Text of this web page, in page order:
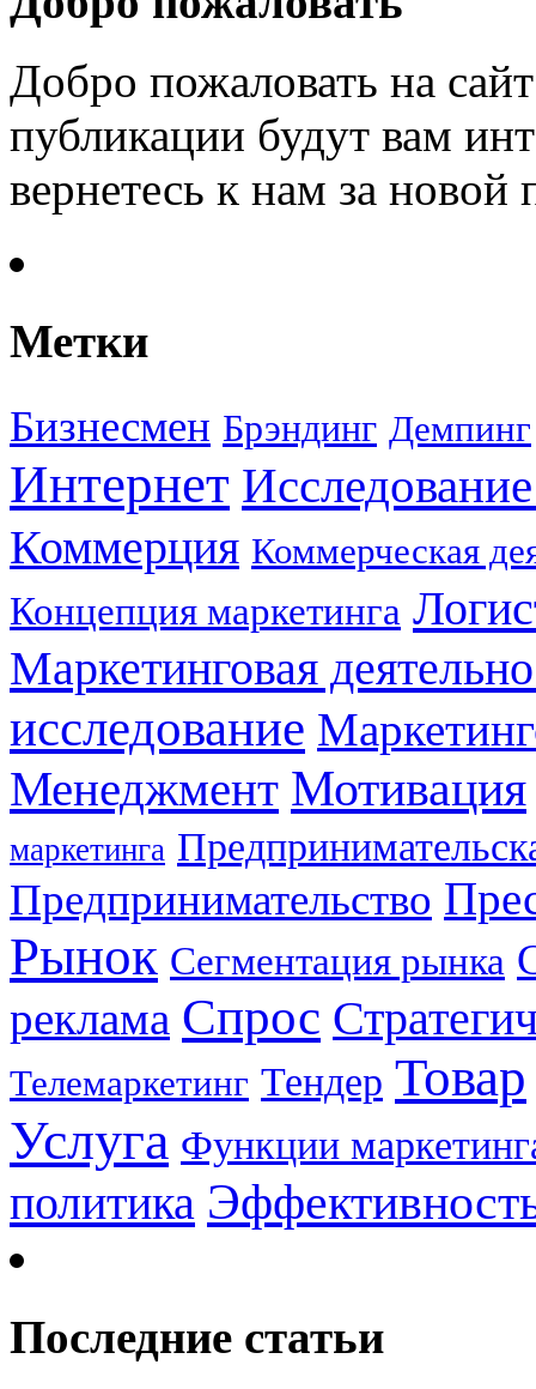
Добро пожаловать на
публикации будут вам
вернетесь к нам за
Метки
Бизнесмен Брэндинг Демпинг
Интернет
Коммерция Коммерческая
Концепция маркетинга
Маркетинговая
исследование
Менеджмент Мотивация
маркетинга
Предпринимательство
Рынок Сегментация рынка
реклама Спрос
Телемаркетинг Тендер Товар
Услуга Функции
политика
Последние статьи